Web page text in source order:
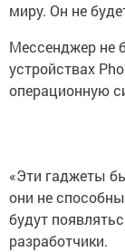
миру. Он не
Мессенджер не
устройствах
операционную
«Эти гаджеты
они не
будут
разработчики.